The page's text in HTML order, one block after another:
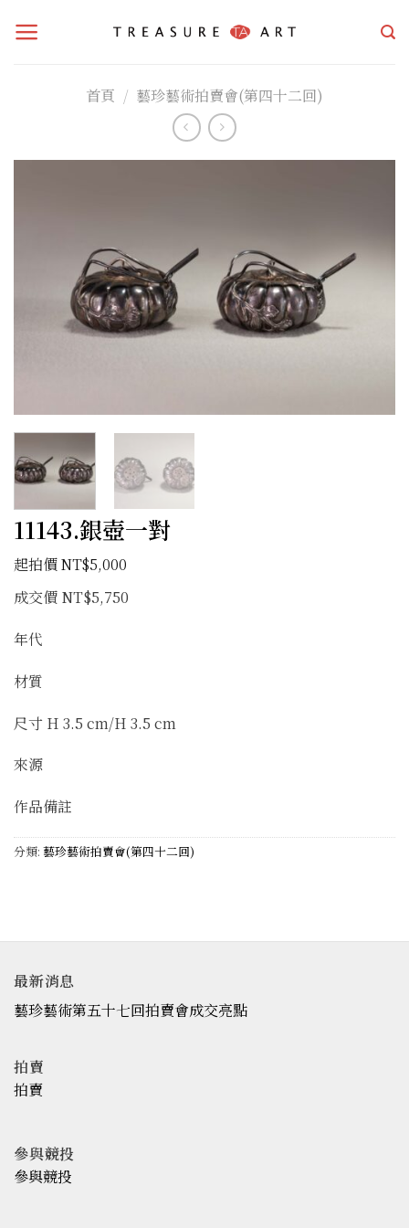
首頁 / 藝珍藝術拍賣會(第四十二回)
11143.銀壺一對
NT$5,000
成交價 NT$5,750
年代
材質
尺寸 H 3.5 cm/H 3.5 cm
來源
作品備註
分類: 藝珍藝術拍賣會(第四十二回)
最新消息
藝珍藝術第五十七回拍賣會成交亮點
拍賣
拍賣
參與競投
參與競投